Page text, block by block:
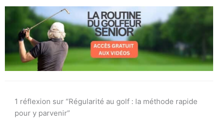
1 réflexion sur “Régularité au golf : la méthode rapide
pour y parvenir”